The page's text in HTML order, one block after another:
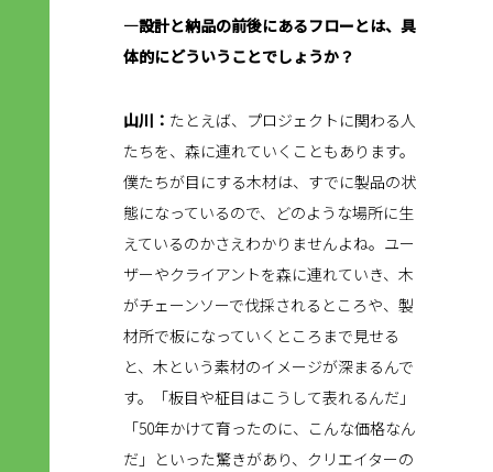
―設計と納品の前後にあるフローとは、具
体的にどういうことでしょうか？
山川： たとえば、プロジェクトに関わる人
たちを、森に連れていくこともあります。
僕たちが目にする木材は、すでに製品の状
態になっているので、どのような場所に生
えているのかさえわかりませんよね。ユー
ザーやクライアントを森に連れていき、木
がチェーンソーで伐採されるところや、製
材所で板になっていくところまで見せる
と、木という素材のイメージが深まるんで
す。「板目や柾目はこうして表れるんだ」
「50年かけて育ったのに、こんな価格なん
だ」といった驚きがあり、クリエイターの